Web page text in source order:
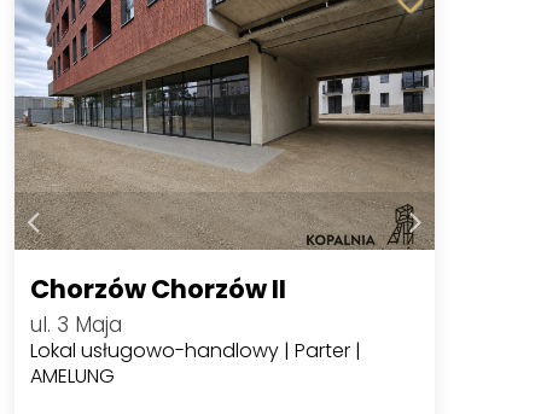
Chorzów Chorzów II
ul. 3 Maja
Lokal usługowo-handlowy | Parter |
AMELUNG